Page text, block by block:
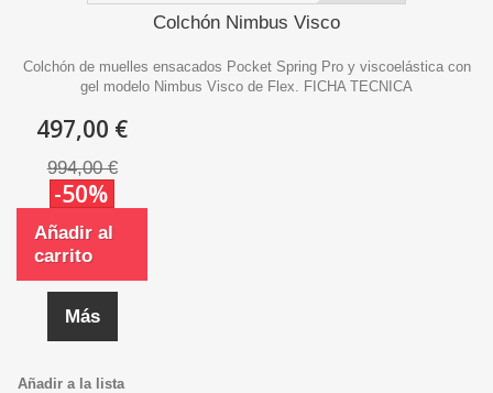
Colchón Nimbus Visco
Colchón de muelles ensacados Pocket Spring Pro y viscoelástica con
gel modelo Nimbus Visco de Flex. FICHA TECNICA
497,00 €
994,00 €
-50%
Añadir al
carrito
Más
Añadir a la lista